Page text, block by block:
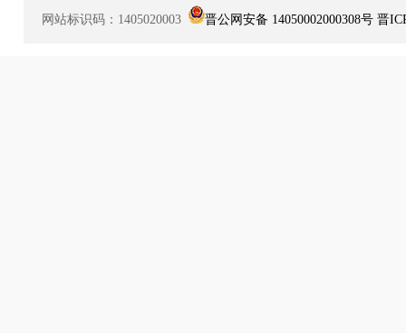
网站标识码：1405020003
晋公网安备 14050002000308号 晋